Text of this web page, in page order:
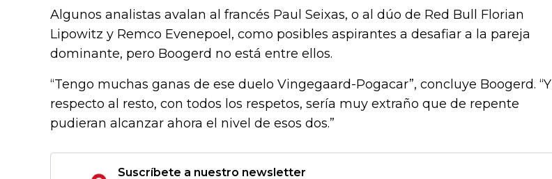
Algunos analistas avalan al francés Paul Seixas, o al dúo de Red Bull Florian
Lipowitz y Remco Evenepoel, como posibles aspirantes a desafiar a la pareja
dominante, pero Boogerd no está entre ellos.
“Tengo muchas ganas de ese duelo Vingegaard-Pogacar”, concluye Boogerd. “Y
respecto al resto, con todos los respetos, sería muy extraño que de repente
pudieran alcanzar ahora el nivel de esos dos.”
Suscríbete a nuestro newsletter